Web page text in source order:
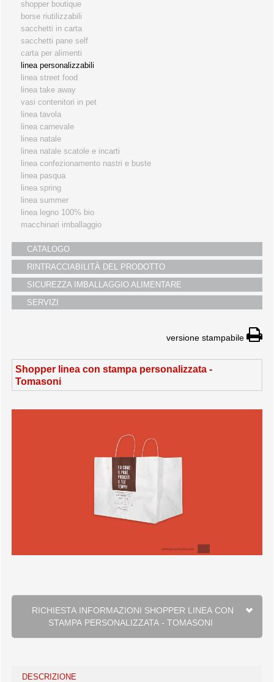
i partners
servizio clienti
fiere
shopper boutique
borse riutilizzabili
sacchetti in carta
sacchetti pane self
carta per alimenti
linea personalizzabili
linea street food
linea take away
vasi contenitori in pet
linea tavola
linea carnevale
linea natale
linea natale scatole e incarti
linea confezionamento nastri e buste
linea pasqua
linea spring
linea summer
linea legno 100% bio
macchinari imballaggio
CATALOGO
RINTRACCIABILITÀ DEL PRODOTTO
SICUREZZA IMBALLAGGIO ALIMENTARE
SERVIZI
versione stampabile
Shopper linea con stampa personalizzata -
Tomasoni
RICHIESTA INFORMAZIONI SHOPPER LINEA CON
STAMPA PERSONALIZZATA - TOMASONI
DESCRIZIONE